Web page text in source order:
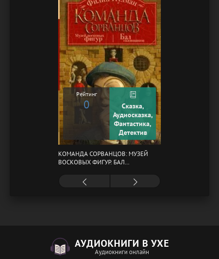
Рейтинг
0
Сказка,
Аудиосказка,
Фантастика,
Детектив
КОМАНДА СОРВАНЦОВ: МУЗЕЙ
ВОСКОВЫХ ФИГУР. БАЛ
АУДИОКНИГИ В УХЕ
Аудиокниги онлайн